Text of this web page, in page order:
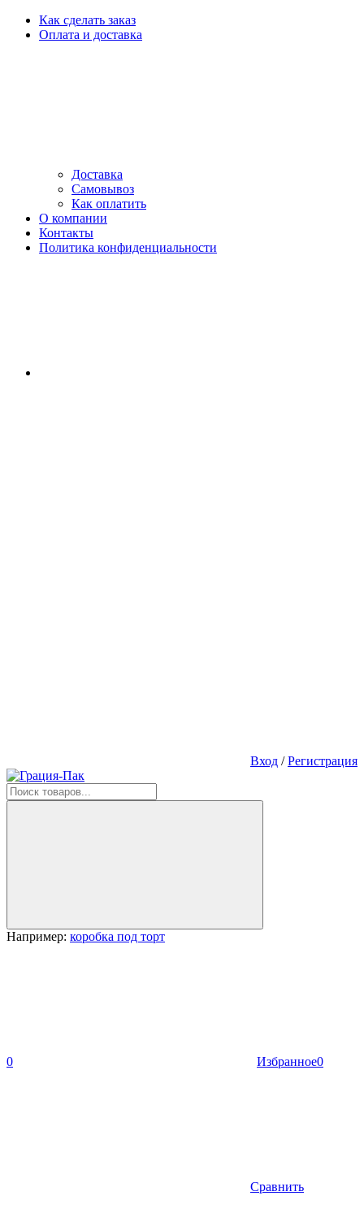
Как сделать заказ
Оплата и доставка
Доставка
Самовывоз
Как оплатить
О компании
Контакты
Политика конфиденциальности
Вход /Регистрация
Например: коробка под торт
0 Избранное0
Сравнить